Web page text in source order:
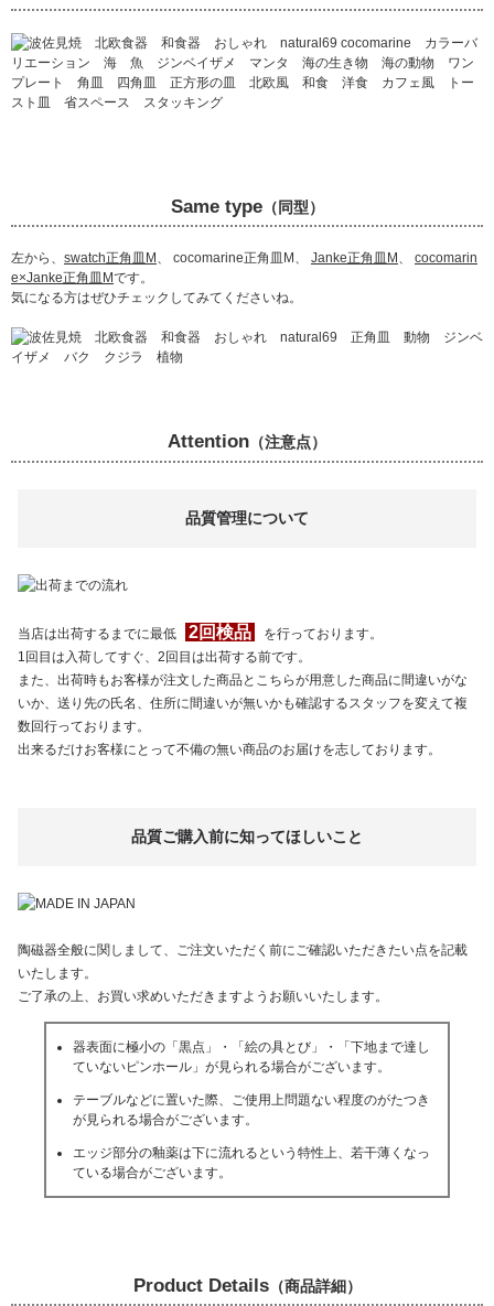
Same type（同型）
左から、 swatch正角皿M 、 cocomarine正角皿M、 Janke正角皿M 、 cocomarin
e×Janke正角皿Mです。
気になる方はぜひチェックしてみてくださいね。
Attention （注意点）
品質管理について
当店は出荷するまでに最低 2回検品
を行っております。
1回目は入荷してすぐ、2回目は出荷する前です。
また、出荷時もお客様が注文した商品とこちらが用意した商品に間違いがな
いか、送り先の氏名、住所に間違いが無いかも確認するスタッフを変えて複
数回行っております。
出来るだけお客様にとって不備の無い商品のお届けを志しております。
品質ご購入前に知ってほしいこと
陶磁器全般に関しまして、ご注文いただく前にご確認いただきたい点を記載
いたします。
ご了承の上、お買い求めいただきますようお願いいたします。
器表面に極小の「黒点」・「絵の具とび」・「下地まで達し
ていないピンホール」が見られる場合がございます。
テーブルなどに置いた際、ご使用上問題ない程度のがたつき
が見られる場合がございます。
エッジ部分の釉薬は下に流れるという特性上、若干薄くなっ
ている場合がございます。
Product Details（商品詳細）